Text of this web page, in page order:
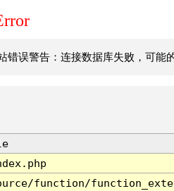
错误警告：连接数据库失败，可能
function/